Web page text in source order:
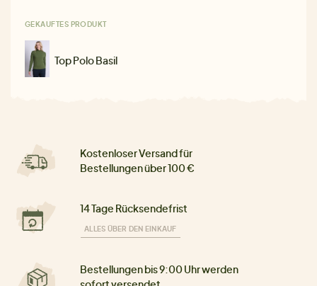
GEKAUFTES PRODUKT
Top Polo Basil
Kostenloser Versand für
Bestellungen über 100 €
14 Tage Rücksendefrist
ALLES ÜBER DEN EINKAUF
Bestellungen bis 9:00 Uhr werden